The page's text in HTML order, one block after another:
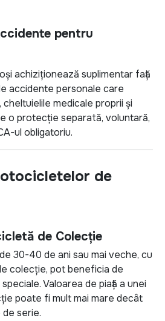
pentru
achiziționează suplimentar față
accidente personale care
medicale proprii și
o protecție separată, voluntară,
ul obligatoriu.
de
de Colecție
30-40 de ani sau mai veche, cu
colecție, pot beneficia de
Valoarea de piață a unei
poate fi mult mai mare decât
serie.